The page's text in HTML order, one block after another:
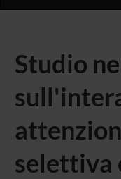
Studio
selettiva